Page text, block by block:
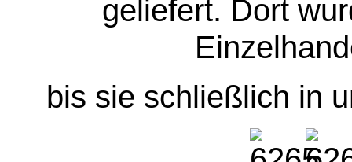
geliefert. Dort
bis sie schließlich in